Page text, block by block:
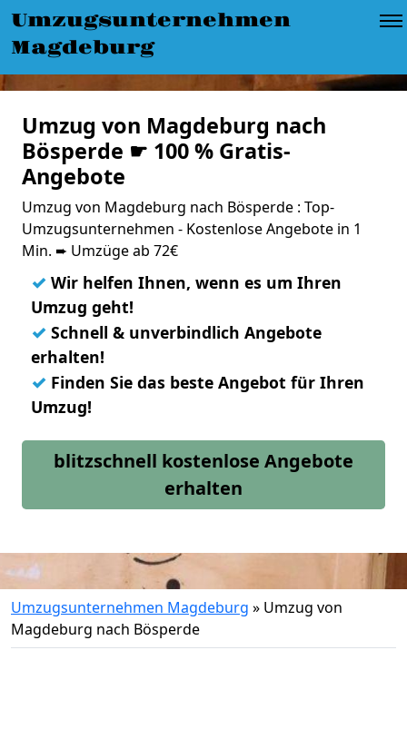
Umzugsunternehmen
Magdeburg
Umzug von Magdeburg nach
Bösperde ☛ 100 % Gratis-
Angebote
Umzug von Magdeburg nach Bösperde : Top-
Umzugsunternehmen - Kostenlose Angebote in 1
Min. ➨ Umzüge ab 72€
✓ Wir helfen Ihnen, wenn es um Ihren
Umzug geht!
✓ Schnell & unverbindlich Angebote
erhalten!
✓ Finden Sie das beste Angebot für Ihren
Umzug!
blitzschnell kostenlose Angebote
erhalten
Umzugsunternehmen Magdeburg » Umzug von
Magdeburg nach Bösperde